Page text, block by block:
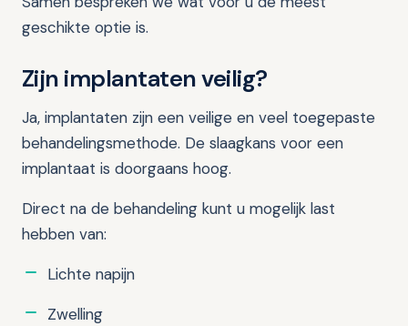
geschikte optie is.
Zijn implantaten veilig?
Ja, implantaten zijn een veilige en veel toegepaste
behandelingsmethode. De slaagkans voor een
implantaat is doorgaans hoog.
Direct na de behandeling kunt u mogelijk last
hebben van:
Lichte napijn
Zwelling